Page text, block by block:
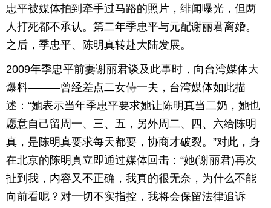
忠平被媒体拍到牵手过马路的照片，绯闻曝光，但两
人打死都不承认。第二年季忠平与元配谢丽君离婚。
之后，季忠平、陈明真转赴大陆发展。
2009年季忠平前妻谢丽君谈及此事时，向台湾媒体大
爆料———曾经差点二女侍一夫，台湾媒体如此描
述：“她表示当年季忠平要求她让陈明真当二奶，她也
愿意自己留周一、三、五，另外周二、四、六给陈明
真，是陈明真要求每天都要，协商才破裂。”对此，身
在北京的陈明真立即通过媒体回击：“她(谢丽君)再次
扯到我，内容又不正确，我真的很无奈，为什么不能
向前看呢？对一切不实指控，我将会保留法律追诉